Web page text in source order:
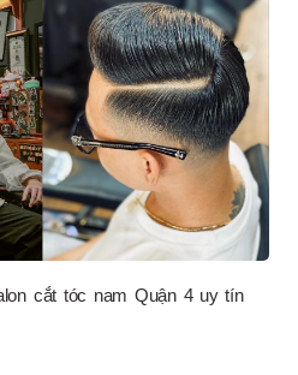
cắt tóc nam Quận 4 uy tín